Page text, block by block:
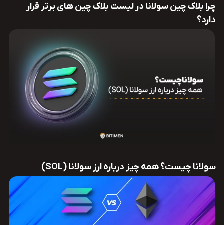
چرا بلاک چین سولانا در لیست بلاک چین های برتر قرار
دارد؟
سولانا چیست؟ همه چیز درباره ارز سولانا (SOL)